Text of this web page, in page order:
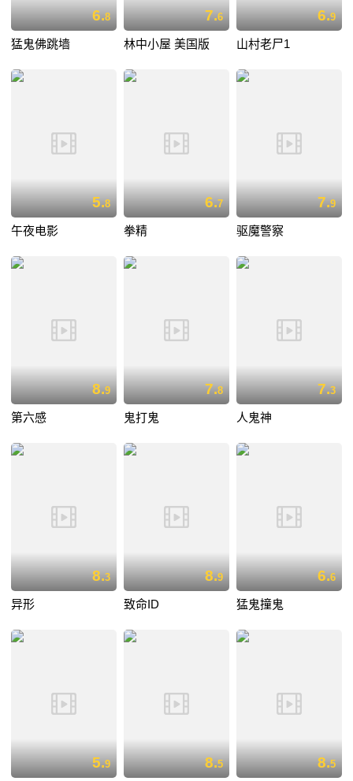
6.8
猛鬼佛跳墙
7.6
林中小屋 美国版
6.9
山村老尸1
5.8
午夜电影
6.7
拳精
7.9
驱魔警察
8.9
第六感
7.8
鬼打鬼
7.3
人鬼神
8.3
异形
8.9
致命ID
6.6
猛鬼撞鬼
5.9 8.5 8.5